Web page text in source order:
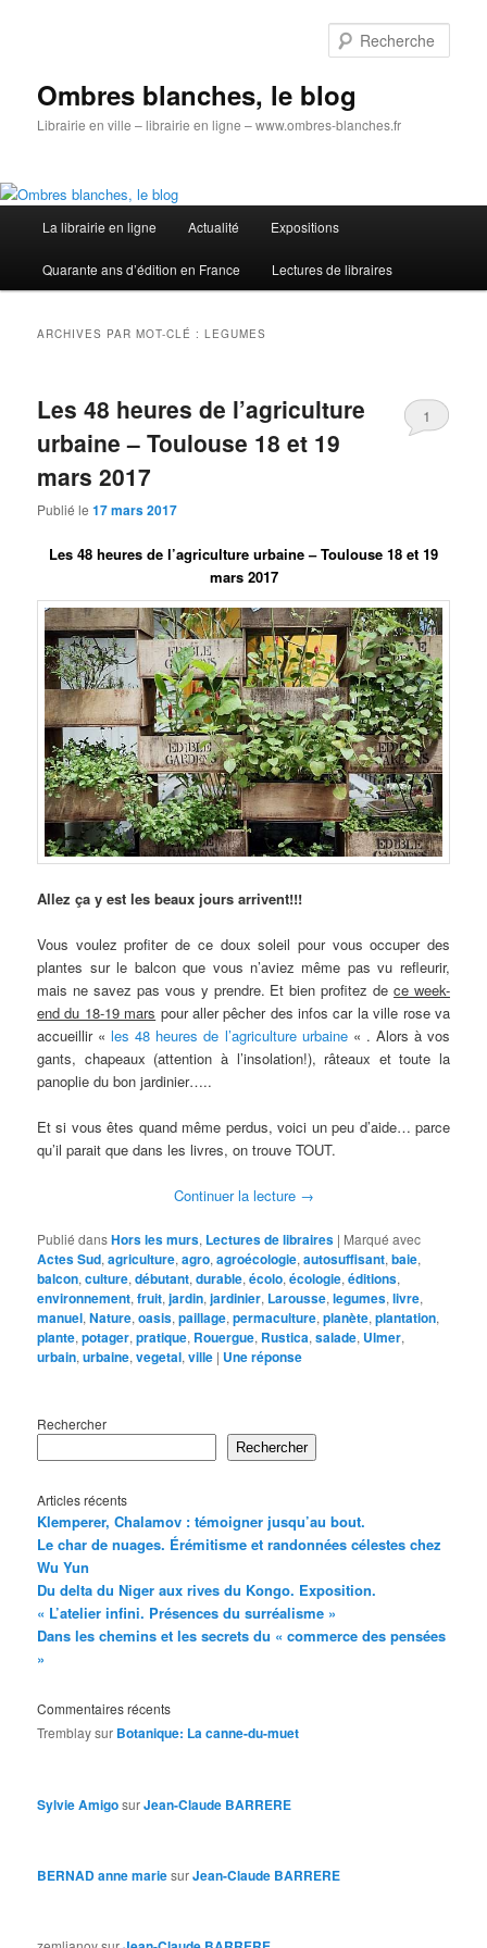
Ombres blanches, le blog
Librairie en ville – librairie en ligne – www.ombres-blanches.fr
principal
La librairie en ligne Actualité Expositions
Quarante ans d’édition en France Lectures de libraires
ARCHIVES PAR MOT-CLÉ :LEGUMES
Les 48 heures de l’agriculture
urbaine – Toulouse 18 et 19
mars 2017
Publié le17 mars 2017
1
Les 48 heures de l’agriculture urbaine – Toulouse 18 et 19
mars 2017
Allez ça y est les beaux jours arrivent!!!
Vous voulez profiter de ce doux soleil pour vous occuper des
plantes sur le balcon que vous n’aviez même pas vu refleurir,
mais ne savez pas vous y prendre. Et bien profitez dece week-
end du 18-19 mars pour aller pêcher des infos car la ville rose va
accueillir «les 48 heures de l’agriculture urbaine « . Alors à vos
gants, chapeaux (attention à l’insolation!), râteaux et toute la
panoplie du bon jardinier…..
Et si vous êtes quand même perdus, voici un peu d’aide… parce
qu’il parait que dans les livres, on trouve TOUT.
Continuer la lecture →
Publié dansHors les murs, Lectures de libraires | Marqué avec
Actes Sud,agriculture,agro,agroécologie,autosuffisant,baie,
balcon,culture,débutant,durable,écolo,écologie,éditions,
environnement,fruit,jardin,jardinier, Larousse,legumes,livre,
manuel,Nature,oasis,paillage,permaculture,planète,plantation,
plante,potager,pratique, Rouergue, Rustica,salade, Ulmer,
urbain,urbaine,vegetal,ville | Uneréponse
Rechercher
Rechercher
Articles récents
Klemperer, Chalamov : témoigner jusqu’au bout.
Le char de nuages. Érémitisme et randonnées célestes chez
Wu Yun
Du delta du Niger aux rives du Kongo. Exposition.
« L’atelier infini. Présences du surréalisme »
Dans les chemins et les secrets du « commerce des pensées
»
Commentaires récents
Tremblaysur Botanique: La canne-du-muet
Sylvie AmigosurJean-Claude BARRERE
BERNAD anne mariesurJean-Claude BARRERE